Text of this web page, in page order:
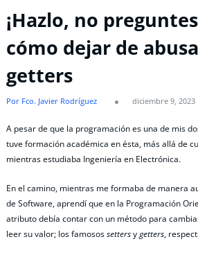
¡Hazlo, no
cómo dejar de
getters
Por Fco. Javier Rodríguez diciembre 9, 2023
A pesar de que la programación es una de mis
tuve formación académica en ésta, más allá de
mientras estudiaba Ingeniería en Electrónica.
En el camino, mientras me formaba de manera
de Software, aprendí que en la Programación
atributo debía contar con un método para
leer su valor; los famosossettersygetters,